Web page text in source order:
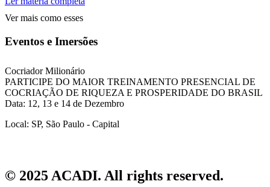
Ver mais como esses
Eventos e Imersões
Cocriador Milionário
PARTICIPE DO MAIOR TREINAMENTO PRESENCIAL DE
COCRIAÇÃO DE RIQUEZA E PROSPERIDADE DO BRASIL
Data: 12, 13 e 14 de Dezembro
Local: SP, São Paulo - Capital
© 2025 ACADI. All rights reserved.